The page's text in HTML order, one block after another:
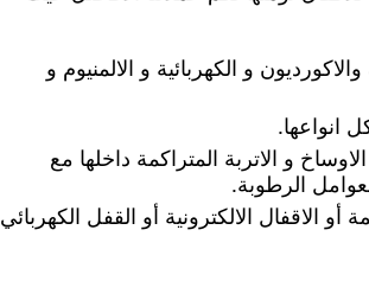
و الكهربائية و الالمنيوم و
انواعها.
و الاتربة المتراكمة داخلها مع
الرطوبة.
أو الاقفال الالكترونية أو القفل الكهربائي